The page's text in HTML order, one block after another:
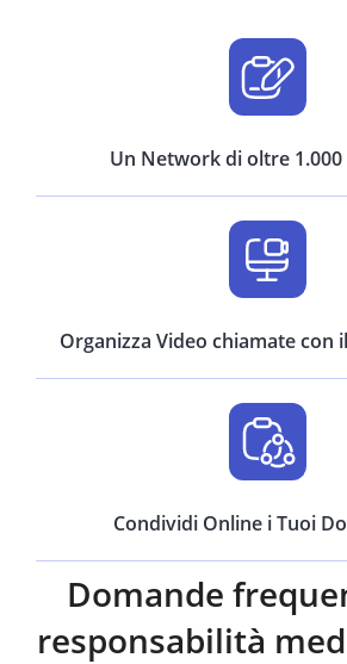
Un Network di oltre
Organizza Video chiamate con
Condividi Online i Tuoi
Domande
responsabilità